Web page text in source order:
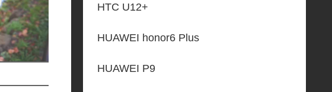
HTC U12+
HUAWEI honor6 Plus
HUAWEI P9